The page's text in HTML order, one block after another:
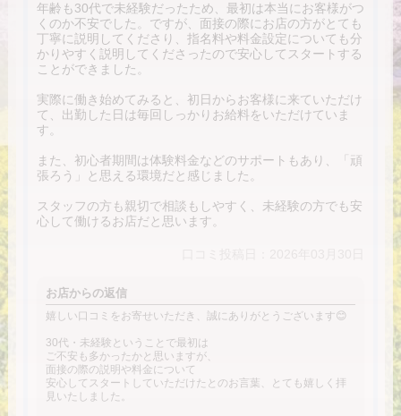
年齢も30代で未経験だったため、最初は本当にお客様がつ
くのか不安でした。ですが、面接の際にお店の方がとても
丁寧に説明してくださり、指名料や料金設定についても分
かりやすく説明してくださったので安心してスタートする
ことができました。
実際に働き始めてみると、初日からお客様に来ていただけ
て、出勤した日は毎回しっかりお給料をいただけていま
す。
また、初心者期間は体験料金などのサポートもあり、「頑
張ろう」と思える環境だと感じました。
スタッフの方も親切で相談もしやすく、未経験の方でも安
心して働けるお店だと思います。
お店からの返信
嬉しい口コミをお寄せいただき、誠にありがとうございます😊
30代・未経験ということで最初は
ご不安も多かったかと思いますが、
面接の際の説明や料金について
安心してスタートしていただけたとのお言葉、とても嬉しく拝
見いたしました。